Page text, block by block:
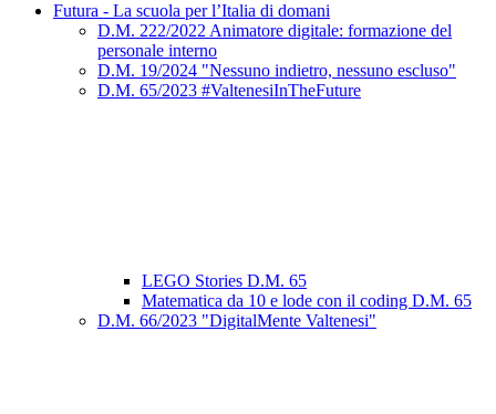
Futura - La scuola per l’Italia di domani
D.M. 222/2022 Animatore digitale: formazione del
personale interno
D.M. 19/2024 "Nessuno indietro, nessuno escluso"
D.M. 65/2023 #ValtenesiInTheFuture
LEGO Stories D.M. 65
Matematica da 10 e lode con il coding D.M. 65
D.M. 66/2023 "DigitalMente Valtenesi"